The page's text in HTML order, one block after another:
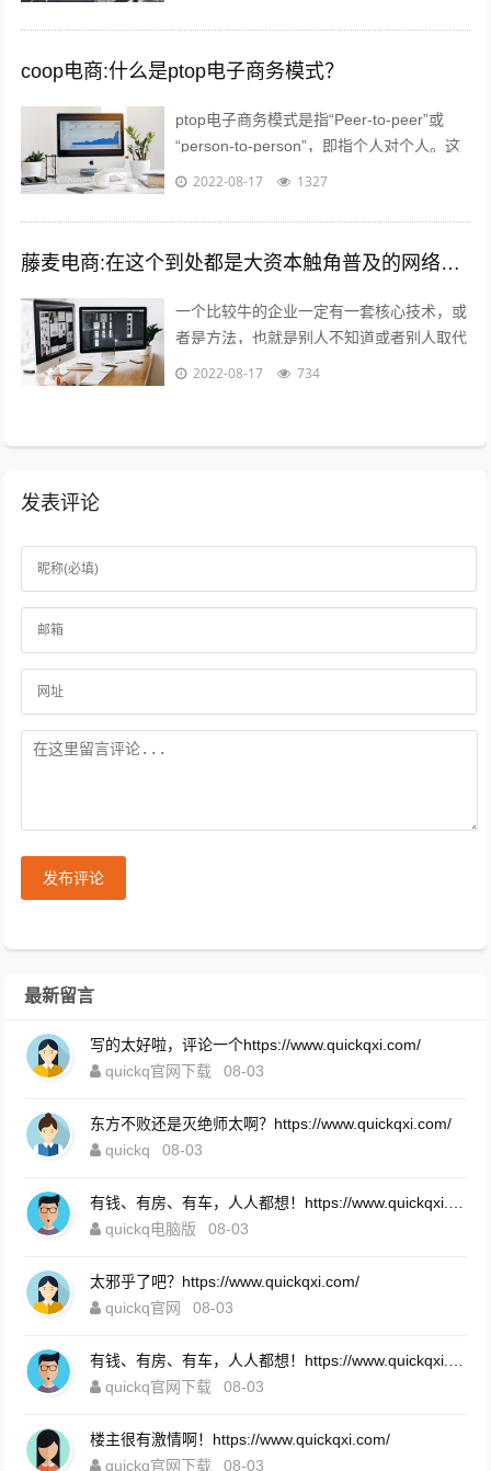
coop电商:什么是ptop电子商务模式？
ptop电子商务模式是指“Peer-to-peer”或
“person-to-person”，即指个人对个人。这
种新型的融资模式已经在欧美市场取得了极
2022-08-17 1327
藤麦电商:在这个到处都是大资本触角普及的网络电商时代,普通的穷屌丝如何可以做到逆袭上位？
一个比较牛的企业一定有一套核心技术，或
者是方法，也就是别人不知道或者别人取代
不了的，打个比方，你在国内做一款游戏，
2022-08-17 734
发表评论
发布评论
最新留言
写的太好啦，评论一个https://www.quickqxi.com/
quickq官网下载
08-03
东方不败还是灭绝师太啊？https://www.quickqxi.com/
quickq
08-03
quickq电脑版
08-03
太邪乎了吧？https://www.quickqxi.com/
quickq官网
08-03
quickq官网下载
08-03
楼主很有激情啊！https://www.quickqxi.com/
quickq官网下载
08-03